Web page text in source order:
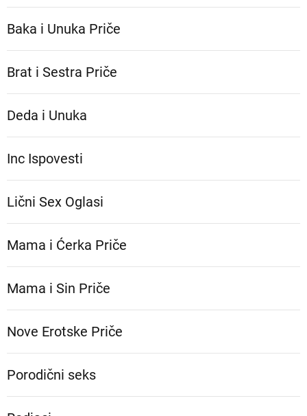
Baka i Unuka Pričе
Brat i Sestra Priče
Deda i Unuka
Inc Ispovesti
Lični Sex Oglasi
Mama i Ćerka Priče
Mama i Sin Priče
Nove Erotske Priče
Porodični seks